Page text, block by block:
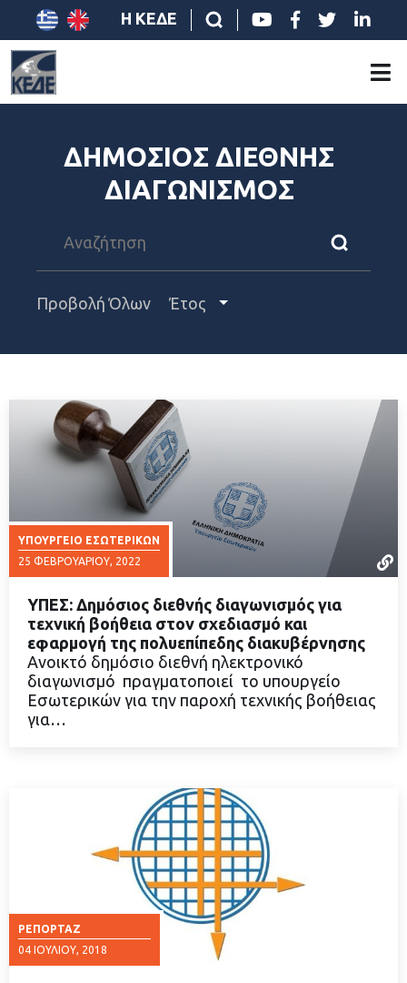
Η ΚΕΔΕ
ΔΗΜΟΣΙΟΣ ΔΙΕΘΝΗΣ
ΔΙΑΓΩΝΙΣΜΟΣ
Προβολή Όλων Έτος
ΥΠΟΥΡΓΕΊΟ ΕΣΩΤΕΡΙΚΏΝ
25 ΦΕΒΡΟΥΑΡΊΟΥ, 2022
ΔΙΑΒΑΣΤΕ ΠΕΡΙΣΣΟΤΕΡΑ
ΥΠΕΣ: Δημόσιος διεθνής διαγωνισμός για
τεχνική βοήθεια στον σχεδιασμό και
εφαρμογή της πολυεπίπεδης διακυβέρνησης
Ανοικτό δημόσιο διεθνή ηλεκτρονικό
διαγωνισμό πραγματοποιεί το υπουργείο
Εσωτερικών για την παροχή τεχνικής βοήθειας
για…
ΡΕΠΟΡΤΆΖ
04 ΙΟΥΛΊΟΥ, 2018